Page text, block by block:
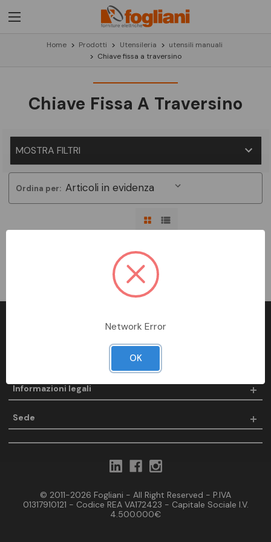
Home Prodotti Utensileria
utensili manuali
Chiave fissa a traversino
Chiave Fissa A Traversino
MOSTRA FILTRI
Ordina per:
Non ci sono prodotti in questa categoria.
Informazioni legali
Sede
© 2011-2026 Fogliani - All Right Reserved - P.IVA
01317910121 - Codice REA VA172423 - Capitale Sociale I.V.
4.500.000€
Network Error
OK